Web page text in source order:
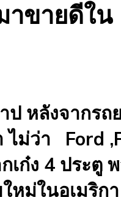
าขายดีใน
ป หลังจากรถ
ไม่ว่า Ford
ก๋ง 4 ประตู
หม่ในอเมริกา